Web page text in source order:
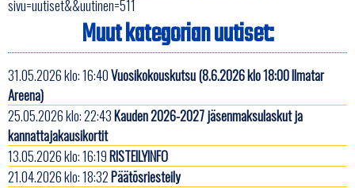
sivu=uutiset&&uutinen=511
Muut kategorian uutiset:
31.05.2026 klo: 16:40Vuosikokouskutsu (8.6.2026 klo 18:00 Ilmatar
Areena)
25.05.2026 klo: 22:43Kauden 2026-2027 jäsenmaksulaskut ja
kannattajakausikortit
13.05.2026 klo: 16:19RISTEILYINFO
21.04.2026 klo: 18:32Päätösriesteily